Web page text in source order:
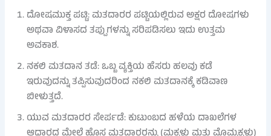
ದೋಷಮುಕ್ತ ಪಟ್ಟಿ: ಮತದಾರರ ಪಟ್ಟಿಯಲ್ಲಿರುವ ಅಕ್ಷರ ದೋಷಗಳು
ಅಥವಾ ವಿಳಾಸದ ತಪ್ಪುಗಳನ್ನು ಸರಿಪಡಿಸಲು ಇದು ಉತ್ತಮ
ಅವಕಾಶ.
ನಕಲಿ ಮತದಾನ ತಡೆ: ಒಬ್ಬ ವ್ಯಕ್ತಿಯ ಹೆಸರು ಹಲವು ಕಡೆ
ಇರುವುದನ್ನು ತಪ್ಪಿಸುವುದರಿಂದ ನಕಲಿ ಮತದಾನಕ್ಕೆ ಕಡಿವಾಣ
ಬೀಳುತ್ತದೆ.
ಯುವ ಮತದಾರರ ಸೇರ್ಪಡೆ: ಕುಟುಂಬದ ಹಳೆಯ ದಾಖಲೆಗಳ